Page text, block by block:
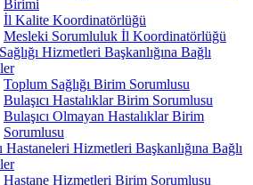
Birimi
İl Kalite Koordinatörlüğü
Mesleki Sorumluluk İl Koordinatörlüğü
Hizmetleri Başkanlığına Bağlı
Toplum Sağlığı Birim Sorumlusu
Bulaşıcı Hastalıklar Birim Sorumlusu
Bulaşıcı Olmayan Hastalıklar Birim
Sorumlusu
Hastaneleri Hizmetleri Başkanlığına Bağlı
Hastane Hizmetleri Birim Sorumlusu